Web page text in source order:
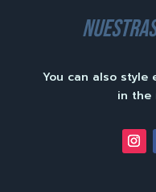
You can also
in the